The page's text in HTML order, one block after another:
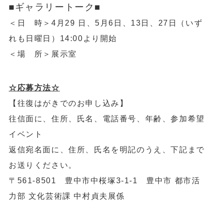
■ギャラリートーク■
＜日 時＞4月29 日、5月6日、13日、27日（いず
れも日曜日）14:00より開始
＜場 所＞展示室
☆応募方法☆
【往復はがきでのお申し込み】
往信面に、住所、氏名、電話番号、年齢、参加希望
イベント
返信宛名面に、住所、氏名を明記のうえ、下記まで
お送りください。
〒561‐8501 豊中市中桜塚3‐1‐1 豊中市 都市活
力部 文化芸術課 中村貞夫展係